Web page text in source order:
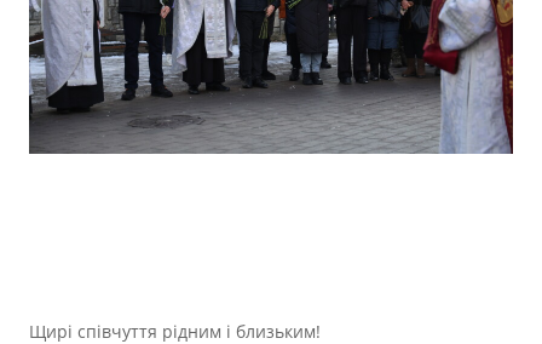
Щирі співчуття рідним і близьким!